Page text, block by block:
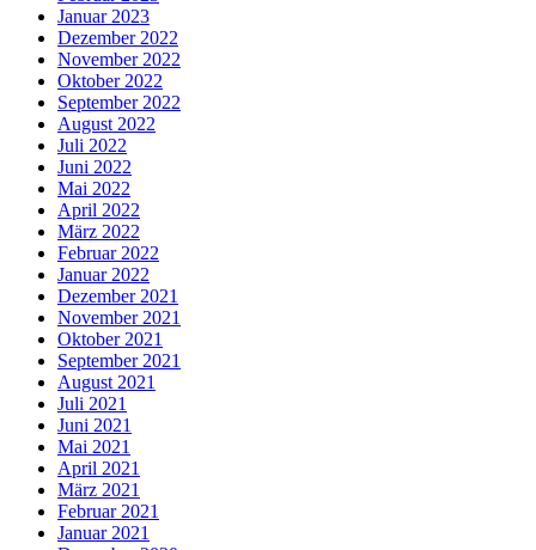
Januar 2023
Dezember 2022
November 2022
Oktober 2022
September 2022
August 2022
Juli 2022
Juni 2022
Mai 2022
April 2022
März 2022
Februar 2022
Januar 2022
Dezember 2021
November 2021
Oktober 2021
September 2021
August 2021
Juli 2021
Juni 2021
Mai 2021
April 2021
März 2021
Februar 2021
Januar 2021